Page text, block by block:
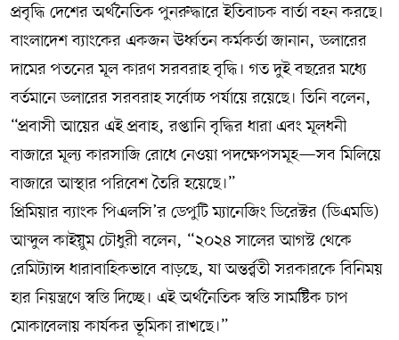
প্রবৃদ্ধি দেশের অর্থনৈতিক পুনরুদ্ধারে ইতিবাচক বার্তা বহন করছে।
বাংলাদেশ ব্যাংকের একজন ঊর্ধ্বতন কর্মকর্তা জানান, ডলারের
দামের পতনের মূল কারণ সরবরাহ বৃদ্ধি। গত দুই বছরের মধ্যে
বর্তমানে ডলারের সরবরাহ সর্বোচ্চ পর্যায়ে রয়েছে। তিনি বলেন,
“প্রবাসী আয়ের এই প্রবাহ, রপ্তানি বৃদ্ধির ধারা এবং মূলধনী
বাজারে মূল্য কারসাজি রোধে নেওয়া পদক্ষেপসমূহ—সব মিলিয়ে
বাজারে আস্থার পরিবেশ তৈরি হয়েছে।”
প্রিমিয়ার ব্যাংক পিএলসি’র ডেপুটি ম্যানেজিং ডিরেক্টর (ডিএমডি)
আব্দুল কাইয়ুম চৌধুরী বলেন, “২০২৪ সালের আগস্ট থেকে
রেমিট্যান্স ধারাবাহিকভাবে বাড়ছে, যা অন্তর্র্বতী সরকারকে বিনিময়
হার নিয়ন্ত্রণে স্বস্তি দিচ্ছে। এই অর্থনৈতিক স্বস্তি সামষ্টিক চাপ
মোকাবেলায় কার্যকর ভূমিকা রাখছে।”